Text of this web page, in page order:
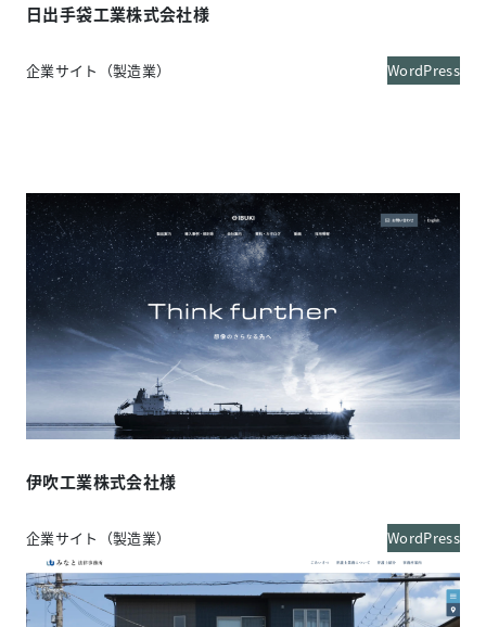
日出手袋工業株式会社様
企業サイト（製造業） WordPress
伊吹工業株式会社様
企業サイト（製造業） WordPress